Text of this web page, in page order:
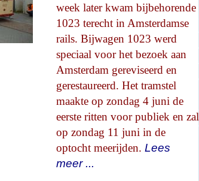
week later kwam bijbehorende
1023 terecht in Amsterdamse
rails. Bijwagen 1023 werd
speciaal voor het bezoek aan
Amsterdam gereviseerd en
gerestaureerd. Het tramstel
maakte op zondag 4 juni de
eerste ritten voor publiek en zal
op zondag 11 juni in de
optocht meerijden. Lees
meer ...